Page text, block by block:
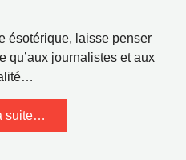
ésotérique, laisse penser
qu’aux journalistes et aux
suite…